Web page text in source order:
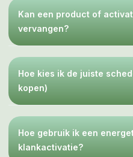
Kan een product of
vervangen?
Hoe kies ik de juiste
kopen)
Hoe gebruik ik een
klankactivatie?